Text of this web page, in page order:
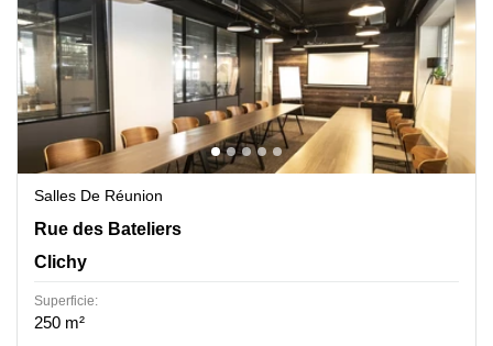
Salles De Réunion
6 Rue des Bateliers, Clichy
Rue des Bateliers
Clichy
Superficie:
250 m²